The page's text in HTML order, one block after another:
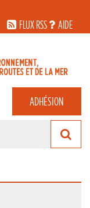
FLUX RSS
AIDE
ADHÉSION